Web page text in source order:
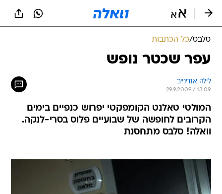
סלבס/כל הכתבות
עפר שכטר נופש
לילה אודינייב
29.9.2009 / 13:09
המולטי טאלנט הקומפקטי יפרוש כנפיים בימים
הקרובים לחופשה של שבועיים פלוס בסרי-לנקה.
וואלה! סלבס מתחסנת